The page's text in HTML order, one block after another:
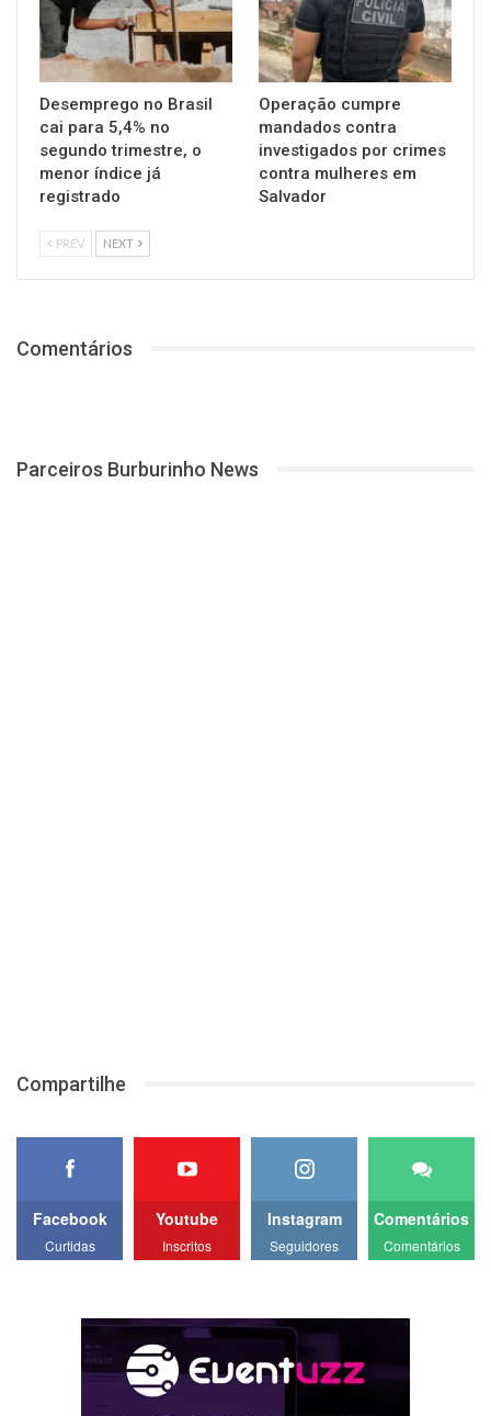
Desemprego no Brasil
cai para 5,4% no
segundo trimestre, o
menor índice já
registrado
Operação cumpre
mandados contra
investigados por crimes
contra mulheres em
Salvador
PREV NEXT
Comentários
Parceiros Burburinho News
Compartilhe
Facebook
Curtidas
Youtube
Inscritos
Instagram
Seguidores
Comentários
Comentários